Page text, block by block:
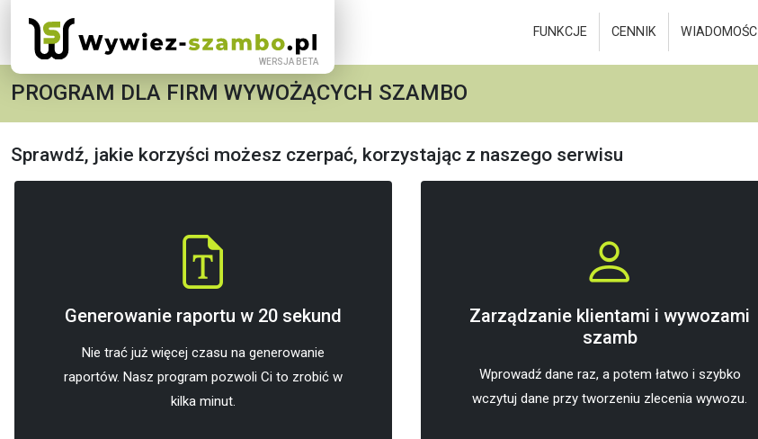
FUNKCJE CENNIK WIADOMOŚCI
PROGRAM DLA FIRM WYWOŻĄCYCH SZAMBO
Sprawdź, jakie korzyści możesz czerpać, korzystając z naszego serwisu
Generowanie raportu w 20 sekund
Nie trać już więcej czasu na generowanie
raportów. Nasz program pozwoli Ci to zrobić w
kilka minut.
Zarządzanie klientami i wywozami
szamb
Wprowadź dane raz, a potem łatwo i szybko
wczytuj dane przy tworzeniu zlecenia wywozu.